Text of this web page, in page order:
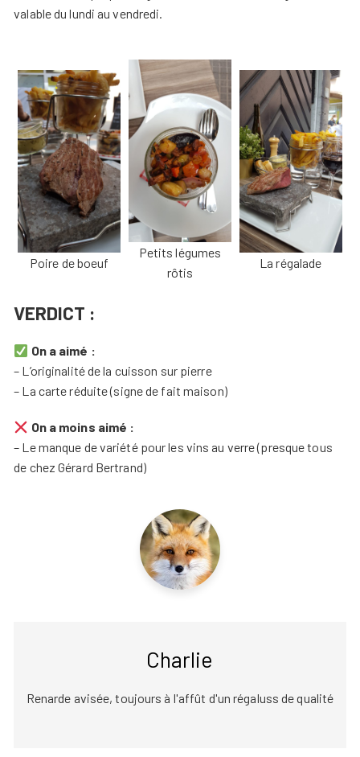
valable du lundi au vendredi.
Poire de boeuf
Petits légumes
rôtis
La régalade
VERDICT :
On a aimé :
– L’originalité de la cuisson sur pierre
– La carte réduite (signe de fait maison)
On a moins aimé :
– Le manque de variété pour les vins au verre (presque tous
de chez Gérard Bertrand)
Charlie
Renarde avisée, toujours à l'affût d'un régaluss de qualité